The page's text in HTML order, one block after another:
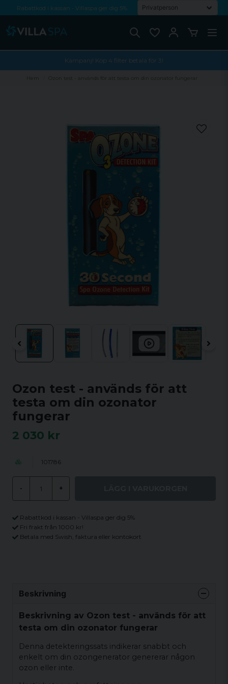
Rabattkod i kassan - Villaspa ger dig 5%
Kampanj! Köp 4 filter betala för 3!
Hem Ozon test - används för att testa om din ozonator fungerar
Ozon test - används för att
testa om din ozonator
fungerar
2 030 kr
101786
- +
Rabattkod i kassan - Villaspa ger dig 5%
Fri frakt från 1000 kr!
Betala med Swish, faktura eller kontokort
Beskrivning
Beskrivning av Ozon test - används för att
testa om din ozonator fungerar
Denna detekteringssats indikerar snabbt och
enkelt om din ozongenerator genererar någon
ozon eller inte.